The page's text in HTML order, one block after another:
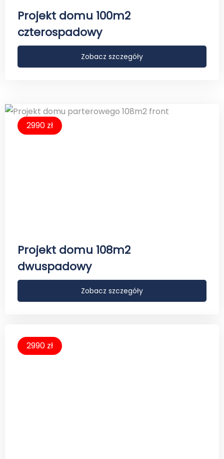
Projekt domu 100m2
czterospadowy
Zobacz szczegóły
2990 zł
Projekt domu 108m2
dwuspadowy
Zobacz szczegóły
2990 zł